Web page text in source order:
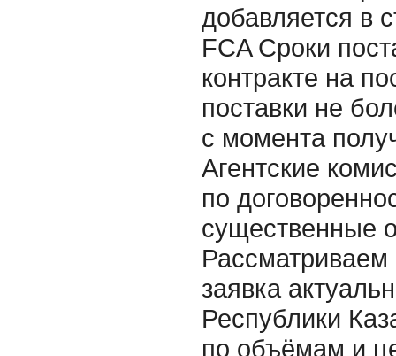
добавляется в
FCA Сроки
контракте на
поставки не
с момента
Агентские
по
существенные
заявка
Республики
по объёмам и